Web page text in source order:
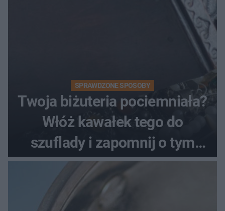
SPRAWDZONE SPOSOBY
Twoja biżuteria pociemniała?
Włóż kawałek tego do
szuflady i zapomnij o tym
problemie. Sposób na
pociemniałą biżuterię